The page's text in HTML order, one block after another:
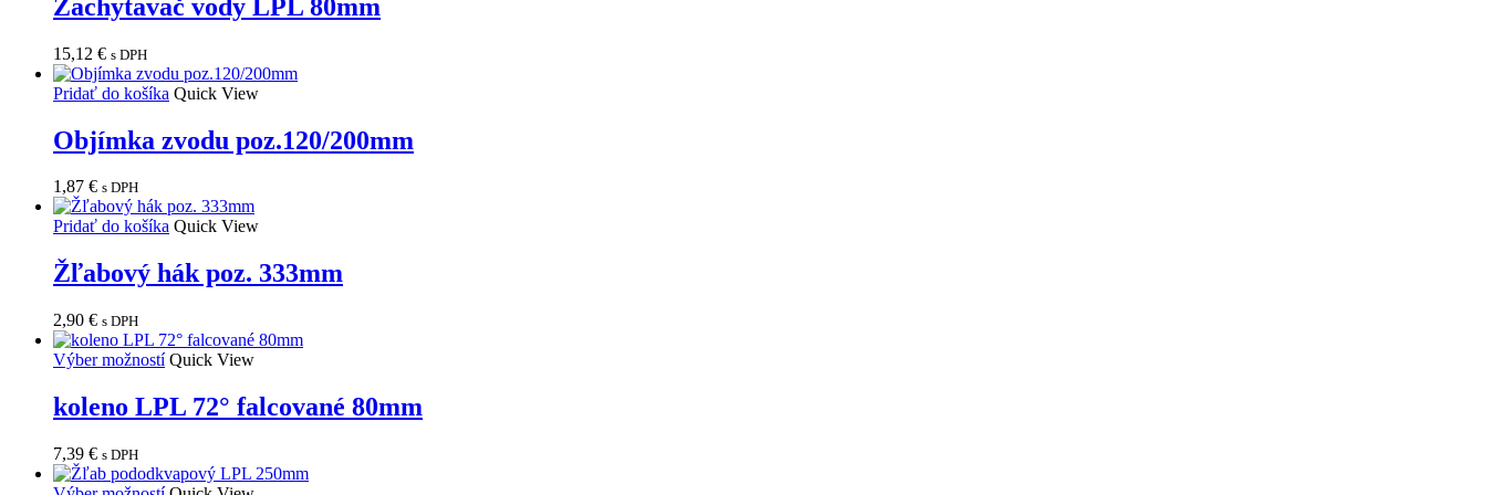
Zachytavač vody LPL 80mm
15,12 € s DPH
Pridať do košíka Quick View
Objímka zvodu poz.120/200mm
1,87 € s DPH
Pridať do košíka Quick View
Žľabový hák poz. 333mm
2,90 € s DPH
Výber možností Quick View
koleno LPL 72° falcované 80mm
7,39 € s DPH